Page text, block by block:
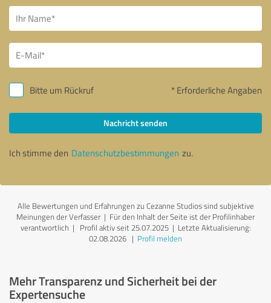
Bitte um Rückruf * Erforderliche Angaben
Nachricht senden
Ich stimme den Datenschutzbestimmungen zu.
Alle Bewertungen und Erfahrungen zu Cezanne Studios sind subjektive
Meinungen der Verfasser | Für den Inhalt der Seite ist der Profilinhaber
verantwortlich | Profil aktiv seit 25.07.2025 | Letzte Aktualisierung:
02.08.2026 | Profil melden
Mehr Transparenz und Sicherheit bei der
Expertensuche